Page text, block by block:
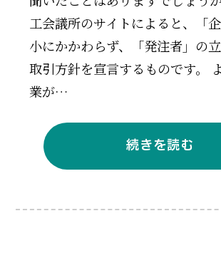
工会議所のサイトによると、「
小にかかわらず、「発注者」の
取引方針を宣言するものです。
業が…
続きを読む